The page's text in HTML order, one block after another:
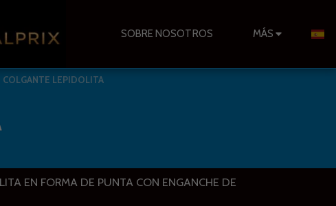
SOBRE NOSOTROS MÁS
COLGANTE LEPIDOLITA
EN FORMA DE PUNTA CON ENGANCHE DE